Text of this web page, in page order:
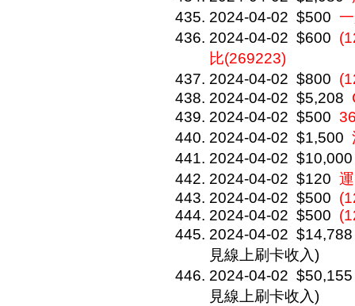
2024-04-02 $500
2024-04-02 $600
比(269223)
2024-04-02 $800
2024-04-02 $5,208
2024-04-02 $500
2024-04-02 $1,500
2024-04-02 $10,000
2024-04-02 $120
2024-04-02 $500
2024-04-02 $500
2024-04-02 $14,788
見線上刷卡收入)
2024-04-02 $50,155
見線上刷卡收入)